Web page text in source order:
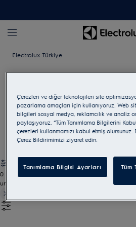
Electrolux Türkiye
Kompakt ankastre
Uyumlu ankastre cihazlarla güzel bir
Tüm Kompakt ankastre ürün
0
undefined
Çerezleri ve diğer teknolojileri site
pazarlama amaçları için kullanıyoruz. Web
bilgileri sosyal medya, reklamcılık ve analiz
paylaşıyoruz. “Tüm Tanımlama Bilgilerini
çerezleri kullanmamızı kabul etmiş
Çerez Bildirimimizi ziyaret edin.
Tanımlama Bilgisi Ayarları
Tüm